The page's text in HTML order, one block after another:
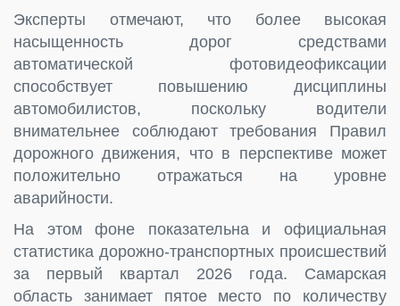
Эксперты отмечают, что более высокая
насыщенность дорог средствами
автоматической фотовидеофиксации
способствует повышению дисциплины
автомобилистов, поскольку водители
внимательнее соблюдают требования Правил
дорожного движения, что в перспективе может
положительно отражаться на уровне
аварийности.
На этом фоне показательна и официальная
статистика дорожно-транспортных происшествий
за первый квартал 2026 года. Самарская
область занимает пятое место по количеству